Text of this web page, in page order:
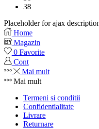
38
Placeholder for ajax
Home
Magazin
0 Favorite
Cont
Mai mult
Mai mult
Termeni si conditii
Confidentialitate
Livrare
Returnare